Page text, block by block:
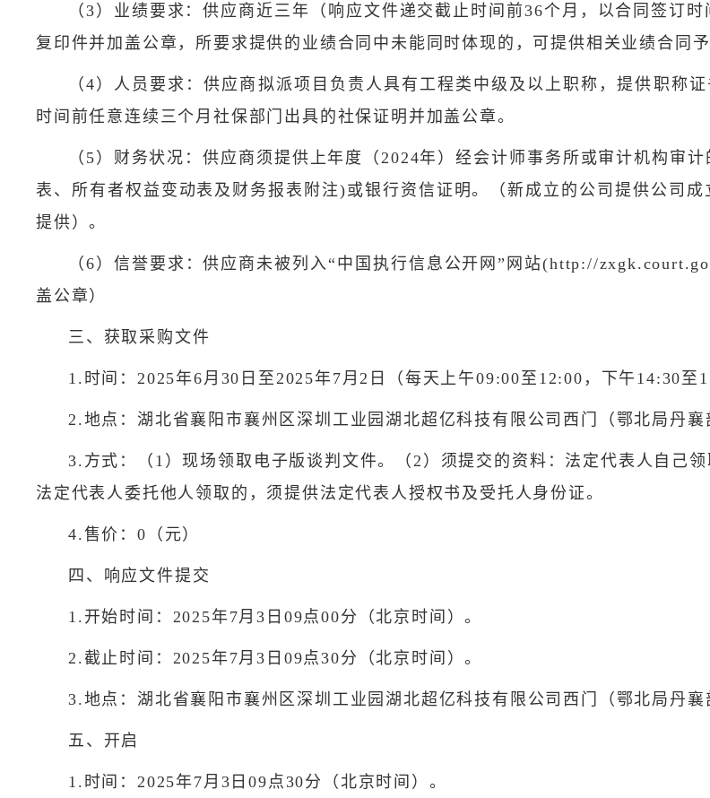
（3）业绩要求：供应商近三年（响应文件递交截止时间前36个月，以合同签订
复印件并加盖公章，所要求提供的业绩合同中未能同时体现的，可提供相关业绩合同予
（4）人员要求：供应商拟派项目负责人具有工程类中级及以上职称，提供职称
时间前任意连续三个月社保部门出具的社保证明并加盖公章。
（5）财务状况：供应商须提供上年度（2024年）经会计师事务所或审计机构审
表、所有者权益变动表及财务报表附注)或银行资信证明。（新成立的公司提供公司
提供）。
（6）信誉要求：供应商未被列入“中国执行信息公开网”网站(http://
盖公章）
三、获取采购文件
1.时间：2025年6月30日至2025年7月2日（每天上午09:00至12:00，下午14:30至
2.地点：湖北省襄阳市襄州区深圳工业园湖北超亿科技有限公司西门（鄂北局丹襄
3.方式：（1）现场领取电子版谈判文件。（2）须提交的资料：法定代表人自己
法定代表人委托他人领取的，须提供法定代表人授权书及受托人身份证。
4.售价：0（元）
四、响应文件提交
1.开始时间：2025年7月3日09点00分（北京时间）。
2.截止时间：2025年7月3日09点30分（北京时间）。
3.地点：湖北省襄阳市襄州区深圳工业园湖北超亿科技有限公司西门（鄂北局丹襄
五、开启
1.时间：2025年7月3日09点30分（北京时间）。